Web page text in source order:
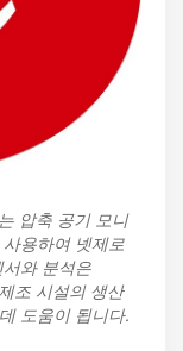
압축 공기 모니
용하여 넷제로
와 분석은
조 시설의 생산
도움이 됩니다.